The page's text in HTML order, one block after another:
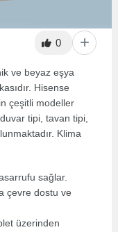
0
ve beyaz eşya
Hisense
çeşitli modeller
tipi, tavan tipi,
Klima
sağlar.
çevre dostu ve
üzerinden